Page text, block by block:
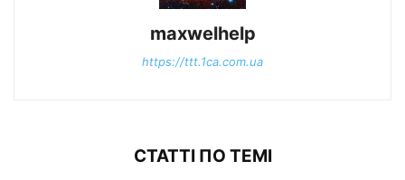
maxwelhelp
https://ttt.1ca.com.ua
СТАТТІ ПО ТЕМІ